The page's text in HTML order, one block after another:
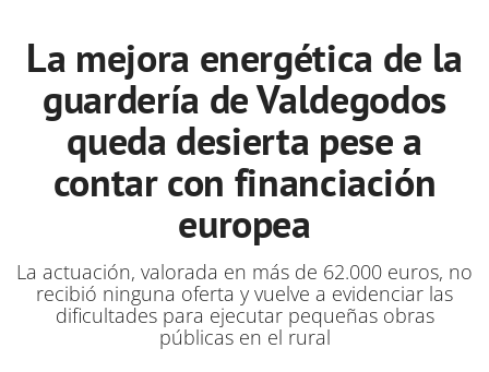
La mejora energética de la
guardería de Valdegodos
queda desierta pese a
contar con financiación
europea
La actuación, valorada en más de 62.000 euros, no
recibió ninguna oferta y vuelve a evidenciar las
dificultades para ejecutar pequeñas obras
públicas en el rural